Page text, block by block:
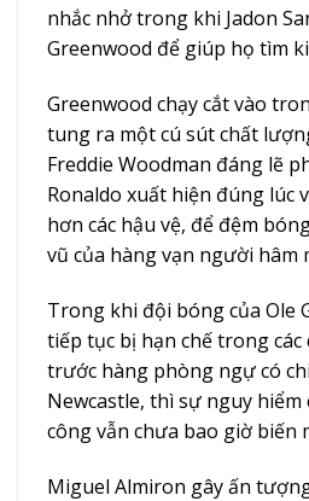
nhắc nhở trong khi Jadon
Greenwood để giúp họ tìm
Greenwood chạy cắt vào
tung ra một cú sút chất
Freddie Woodman đáng lẽ
Ronaldo xuất hiện đúng lúc
hơn các hậu vệ, để đệm
vũ của hàng vạn người hâm
Trong khi đội bóng của Ole
tiếp tục bị hạn chế trong các
trước hàng phòng ngự có
Newcastle, thì sự nguy hiểm
công vẫn chưa bao giờ biến
Miguel Almiron gây ấn